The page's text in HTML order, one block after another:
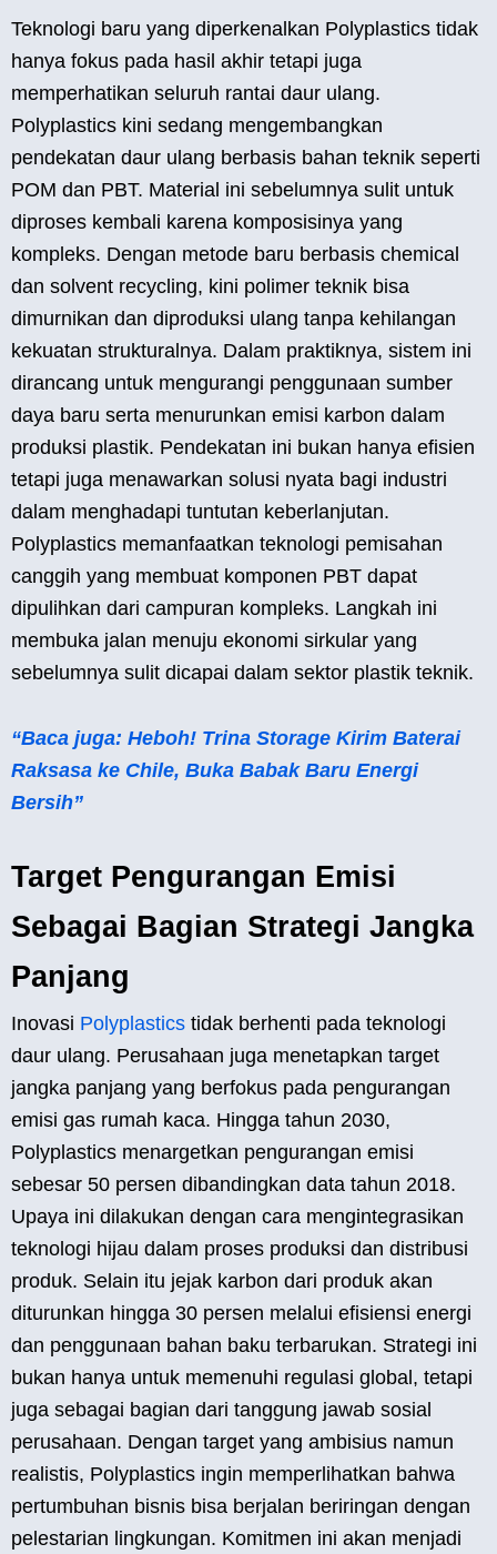
Teknologi baru yang diperkenalkan Polyplastics tidak
hanya fokus pada hasil akhir tetapi juga
memperhatikan seluruh rantai daur ulang.
Polyplastics kini sedang mengembangkan
pendekatan daur ulang berbasis bahan teknik seperti
POM dan PBT. Material ini sebelumnya sulit untuk
diproses kembali karena komposisinya yang
kompleks. Dengan metode baru berbasis chemical
dan solvent recycling, kini polimer teknik bisa
dimurnikan dan diproduksi ulang tanpa kehilangan
kekuatan strukturalnya. Dalam praktiknya, sistem ini
dirancang untuk mengurangi penggunaan sumber
daya baru serta menurunkan emisi karbon dalam
produksi plastik. Pendekatan ini bukan hanya efisien
tetapi juga menawarkan solusi nyata bagi industri
dalam menghadapi tuntutan keberlanjutan.
Polyplastics memanfaatkan teknologi pemisahan
canggih yang membuat komponen PBT dapat
dipulihkan dari campuran kompleks. Langkah ini
membuka jalan menuju ekonomi sirkular yang
sebelumnya sulit dicapai dalam sektor plastik teknik.
“Baca juga: Heboh! Trina Storage Kirim Baterai
Raksasa ke Chile, Buka Babak Baru Energi
Bersih”
Target Pengurangan Emisi
Sebagai Bagian Strategi Jangka
Panjang
Inovasi Polyplastics tidak berhenti pada teknologi
daur ulang. Perusahaan juga menetapkan target
jangka panjang yang berfokus pada pengurangan
emisi gas rumah kaca. Hingga tahun 2030,
Polyplastics menargetkan pengurangan emisi
sebesar 50 persen dibandingkan data tahun 2018.
Upaya ini dilakukan dengan cara mengintegrasikan
teknologi hijau dalam proses produksi dan distribusi
produk. Selain itu jejak karbon dari produk akan
diturunkan hingga 30 persen melalui efisiensi energi
dan penggunaan bahan baku terbarukan. Strategi ini
bukan hanya untuk memenuhi regulasi global, tetapi
juga sebagai bagian dari tanggung jawab sosial
perusahaan. Dengan target yang ambisius namun
realistis, Polyplastics ingin memperlihatkan bahwa
pertumbuhan bisnis bisa berjalan beriringan dengan
pelestarian lingkungan. Komitmen ini akan menjadi